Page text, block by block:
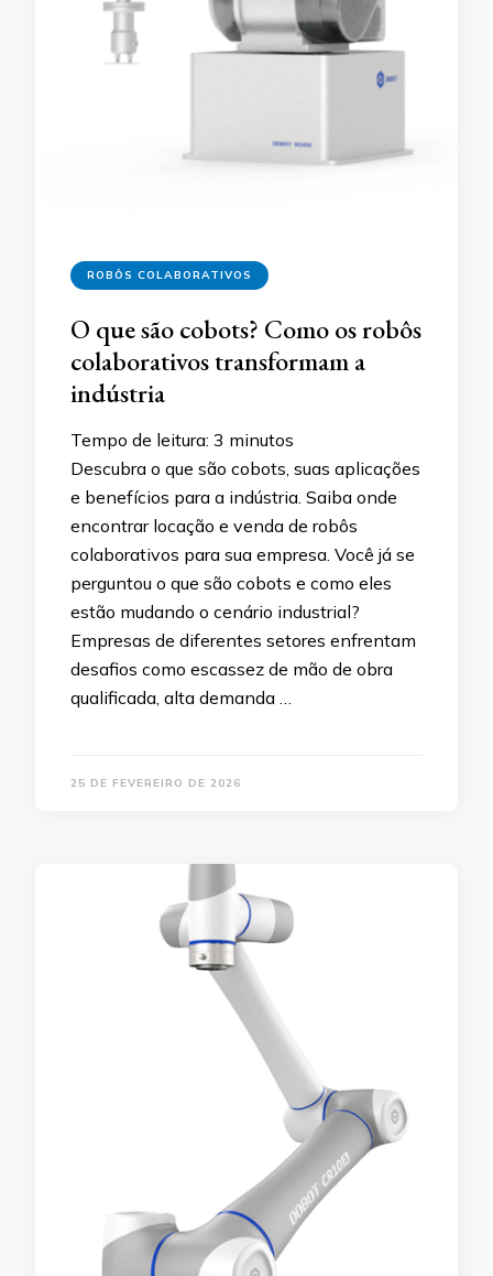
ROBÔS COLABORATIVOS
O que são cobots? Como os robôs
colaborativos transformam a
indústria
Tempo de leitura: 3 minutos
Descubra o que são cobots, suas aplicações
e benefícios para a indústria. Saiba onde
encontrar locação e venda de robôs
colaborativos para sua empresa. Você já se
perguntou o que são cobots e como eles
estão mudando o cenário industrial?
Empresas de diferentes setores enfrentam
desafios como escassez de mão de obra
qualificada, alta demanda …
25 DE FEVEREIRO DE 2026